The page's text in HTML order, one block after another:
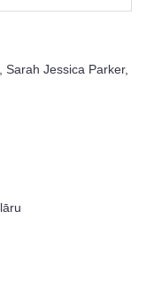
Jessica Parker,